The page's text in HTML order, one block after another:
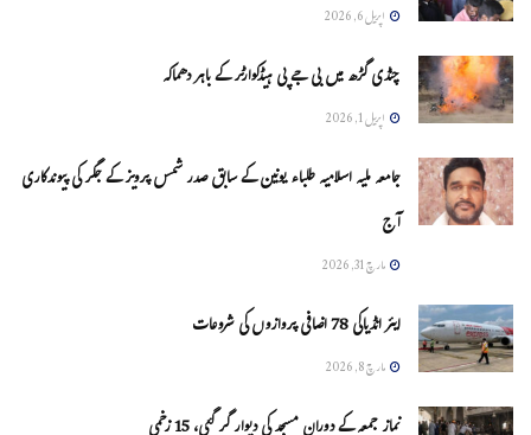
اپریل 6, 2026
چنڈی گڑھ میں بی جے پی ہیڈکوارٹر کے باہر دھماکہ
اپریل 1, 2026
جامعہ ملیہ اسلامیہ طلباء یونین کے سابق صدر شمس پرویز کے جگر کی پیوندکاری
آج
مارچ 31, 2026
ایئر انڈیاکی 78 اضافی پروازوں کی شروعات
مارچ 8, 2026